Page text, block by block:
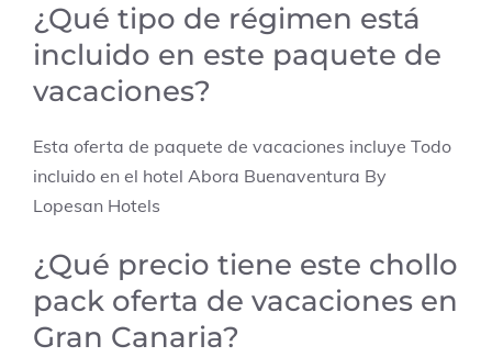
¿Qué tipo de régimen está
incluido en este paquete de
vacaciones?
Esta oferta de paquete de vacaciones incluye Todo
incluido en el hotel Abora Buenaventura By
Lopesan Hotels
¿Qué precio tiene este chollo
pack oferta de vacaciones en
Gran Canaria?